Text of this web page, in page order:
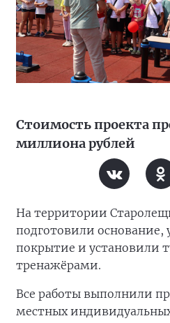
Стоимость проекта
миллиона рублей
На территории
подготовили основание,
покрытие и установили
тренажёрами.
Все работы выполнили
местных